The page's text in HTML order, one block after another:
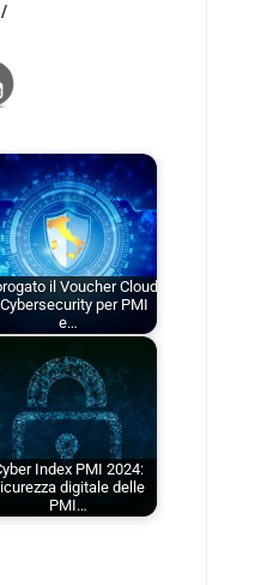
il Voucher Cloud
per PMI
e…
Index PMI 2024:
digitale delle
PMI…